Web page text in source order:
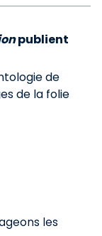
publient
de
de la folie